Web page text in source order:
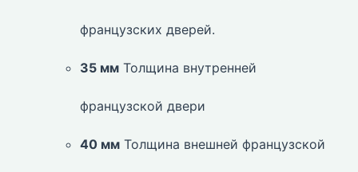
французских дверей.
35 мм Толщина внутренней
французской двери
40 мм Толщина внешней французской